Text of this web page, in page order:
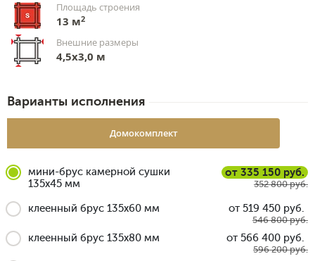
Площадь строения
13 м2
Внешние размеры
4,5x3,0 м
Варианты исполнения
Домокомплект
мини-брус камерной сушки
135x45 мм
от 335 150 руб.
352 800 руб.
клеенный брус 135x60 мм от 519 450 руб.
546 800 руб.
клеенный брус 135x80 мм от 566 400 руб.
596 200 руб.